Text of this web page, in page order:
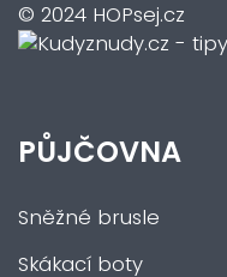
© 2024 HOPsej.cz
PŮJČOVNA
Sněžné brusle
Skákací boty